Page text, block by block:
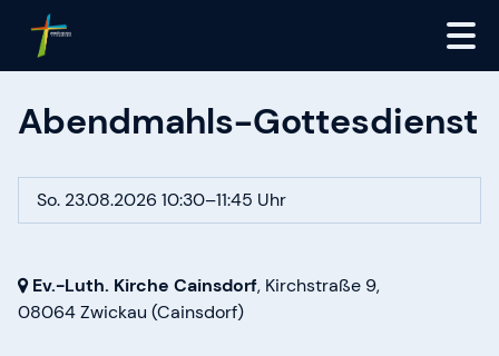
Abendmahls-Gottesdienst
So. 23.08.2026 10:30–11:45 Uhr
Ev.-Luth. Kirche Cainsdorf, Kirchstraße 9,
08064 Zwickau (Cainsdorf)